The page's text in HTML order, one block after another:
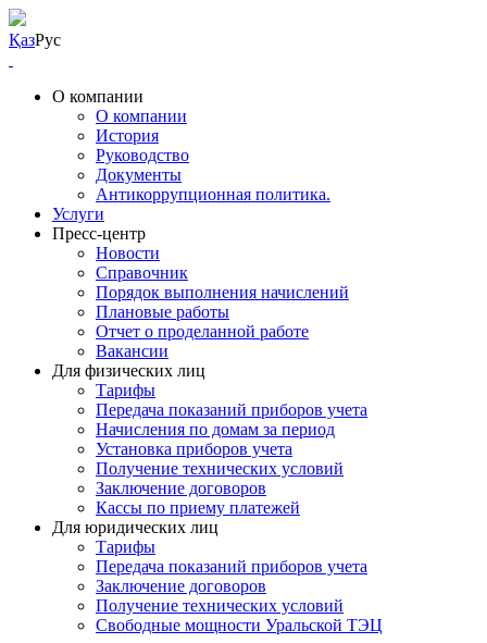
ҚазРус
О компании
О компании
История
Руководство
Документы
Антикоррупционная политика.
Услуги
Пресс-центр
Новости
Справочник
Порядок выполнения начислений
Плановые работы
Отчет о проделанной работе
Вакансии
Для физических лиц
Тарифы
Передача показаний приборов учета
Начисления по домам за период
Установка приборов учета
Получение технических условий
Заключение договоров
Кассы по приему платежей
Для юридических лиц
Тарифы
Передача показаний приборов учета
Заключение договоров
Получение технических условий
Свободные мощности Уральской ТЭЦ